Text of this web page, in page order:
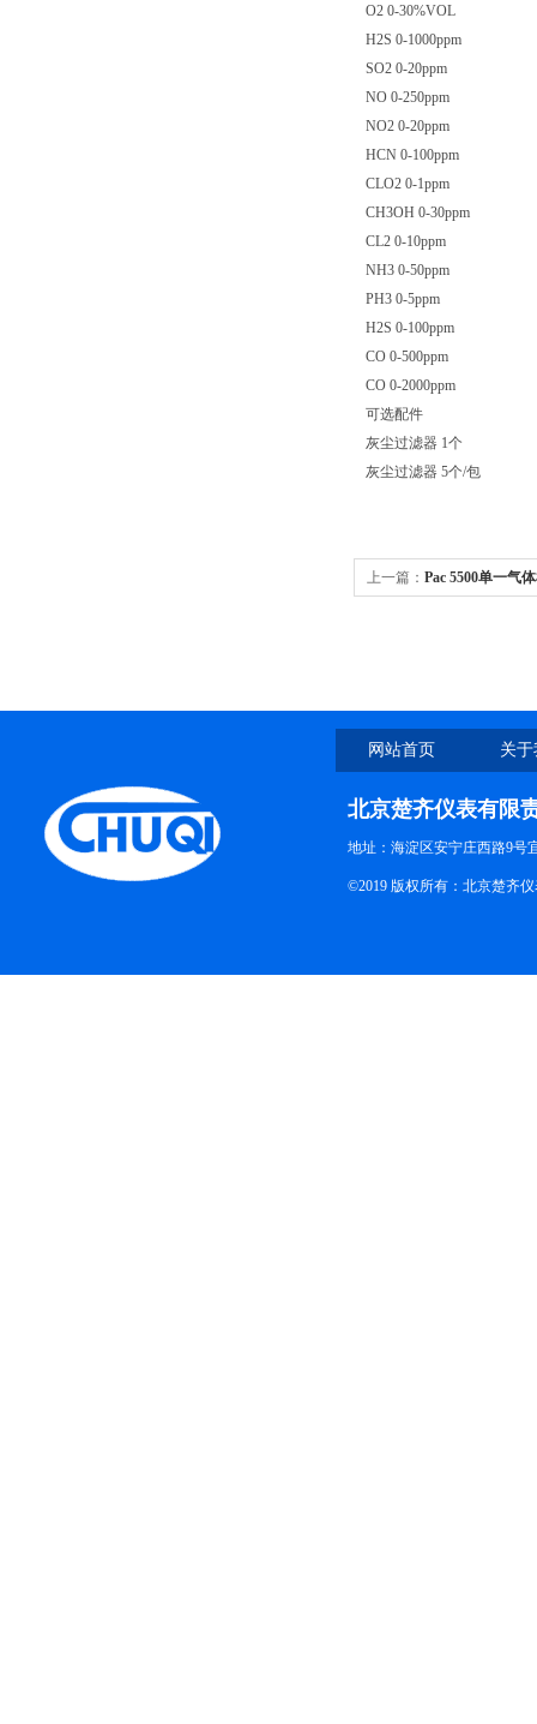
O2 0-30%VOL
H2S 0-1000ppm
SO2 0-20ppm
NO 0-250ppm
NO2 0-20ppm
HCN 0-100ppm
CLO2 0-1ppm
CH3OH 0-30ppm
CL2 0-10ppm
NH3 0-50ppm
PH3 0-5ppm
H2S 0-100ppm
CO 0-500ppm
CO 0-2000ppm
可选配件
灰尘过滤器 1个
灰尘过滤器 5个/包
上一篇： Pac 5500单一气
网站首页 关
北京楚齐仪表有限
地址：海淀区安宁庄西路9号
©2019 版权所有：北京楚齐